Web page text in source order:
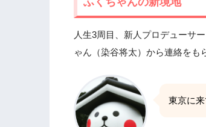
人生3周目、新人プロデューサ
ゃん（染谷将太）から連絡をも
東京に